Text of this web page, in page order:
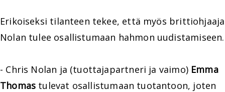
Erikoiseksi tilanteen tekee, että myös brittiohjaaja
Nolan tulee osallistumaan hahmon uudistamiseen.
- Chris Nolan ja (tuottajapartneri ja vaimo) Emma
Thomas tulevat osallistumaan tuotantoon, joten